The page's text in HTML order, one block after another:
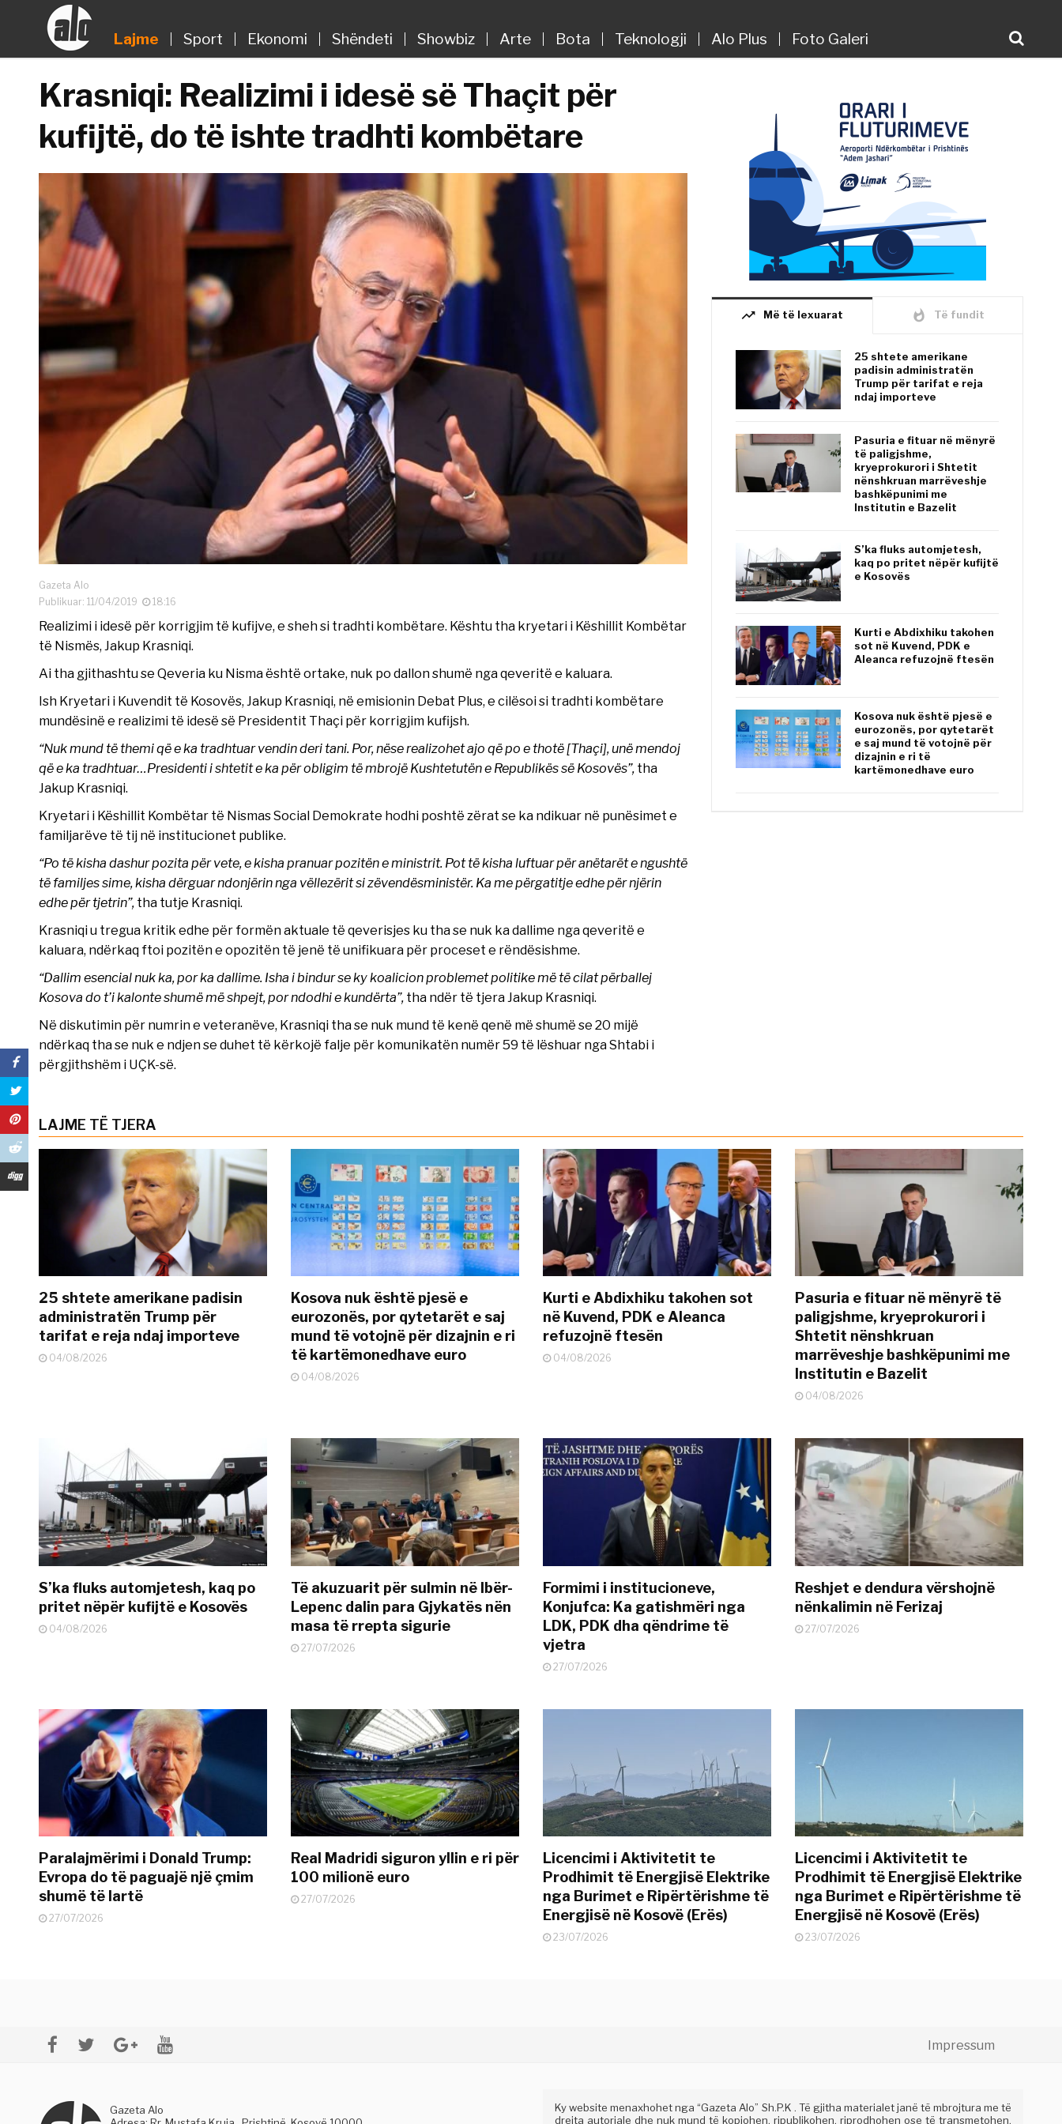
Lajme Sport Ekonomi Shëndeti Showbiz Arte Bota Teknologji Alo Plus Foto Galeri
Krasniqi: Realizimi i idesë së Thaçit për
kufijtë, do të ishte tradhti kombëtare
Gazeta Alo
Publikuar: 11/04/2019
18:16
Realizimi i idesë për korrigjim të kufijve, e sheh si tradhti kombëtare. Kështu tha kryetari i Këshillit Kombëtar
të Nismës, Jakup Krasniqi.
Ai tha gjithashtu se Qeveria ku Nisma është ortake, nuk po dallon shumë nga qeveritë e kaluara.
Ish Kryetari i Kuvendit të Kosovës, Jakup Krasniqi, në emisionin Debat Plus, e cilësoi si tradhti kombëtare
mundësinë e realizimi të idesë së Presidentit Thaçi për korrigjim kufijsh.
“Nuk mund të themi që e ka tradhtuar vendin deri tani. Por, nëse realizohet ajo që po e thotë [Thaçi], unë mendoj
që e ka tradhtuar…Presidenti i shtetit e ka për obligim të mbrojë Kushtetutën e Republikës së Kosovës”,tha
Jakup Krasniqi.
Kryetari i Këshillit Kombëtar të Nismas Social Demokrate hodhi poshtë zërat se ka ndikuar në punësimet e
familjarëve të tij në institucionet publike.
“Po të kisha dashur pozita për vete, e kisha pranuar pozitën e ministrit. Pot të kisha luftuar për anëtarët e ngushtë
të familjes sime, kisha dërguar ndonjërin nga vëllezërit si zëvendësministër. Ka me përgatitje edhe për njërin
edhe për tjetrin”,tha tutje Krasniqi.
Krasniqi u tregua kritik edhe për formën aktuale të qeverisjes ku tha se nuk ka dallime nga qeveritë e
kaluara, ndërkaq ftoi pozitën e opozitën të jenë të unifikuara për proceset e rëndësishme.
“Dallim esencial nuk ka, por ka dallime. Isha i bindur se ky koalicion problemet politike më të cilat përballej
Kosova do t’i kalonte shumë më shpejt, por ndodhi e kundërta”,tha ndër të tjera Jakup Krasniqi.
Në diskutimin për numrin e veteranëve, Krasniqi tha se nuk mund të kenë qenë më shumë se 20 mijë
ndërkaq tha se nuk e ndjen se duhet të kërkojë falje për komunikatën numër 59 të lëshuar nga Shtabi i
përgjithshëm i UÇK-së.
trending_up Më të lexuarat whatshot Të fundit
25 shtete amerikane
padisin administratën
Trump për tarifat e reja
ndaj importeve
Pasuria e fituar në mënyrë
të paligjshme,
kryeprokurori i Shtetit
nënshkruan marrëveshje
bashkëpunimi me
Institutin e Bazelit
S’ka fluks automjetesh,
kaq po pritet nëpër kufijtë
e Kosovës
Kurti e Abdixhiku takohen
sot në Kuvend, PDK e
Aleanca refuzojnë ftesën
Kosova nuk është pjesë e
eurozonës, por qytetarët
e saj mund të votojnë për
dizajnin e ri të
kartëmonedhave euro
LAJME TË TJERA
25 shtete amerikane padisin
administratën Trump për
tarifat e reja ndaj importeve
04/08/2026
Kosova nuk është pjesë e
eurozonës, por qytetarët e saj
mund të votojnë për dizajnin e ri
të kartëmonedhave euro
04/08/2026
Kurti e Abdixhiku takohen sot
në Kuvend, PDK e Aleanca
refuzojnë ftesën
04/08/2026
Pasuria e fituar në mënyrë të
paligjshme, kryeprokurori i
Shtetit nënshkruan
marrëveshje bashkëpunimi me
Institutin e Bazelit
04/08/2026
S’ka fluks automjetesh, kaq po
pritet nëpër kufijtë e Kosovës
04/08/2026
Të akuzuarit për sulmin në Ibër-
Lepenc dalin para Gjykatës nën
masa të rrepta sigurie
27/07/2026
Formimi i institucioneve,
Konjufca: Ka gatishmëri nga
LDK, PDK dha qëndrime të
vjetra
27/07/2026
Reshjet e dendura vërshojnë
nënkalimin në Ferizaj
27/07/2026
Paralajmërimi i Donald Trump:
Evropa do të paguajë një çmim
shumë të lartë
27/07/2026
Real Madridi siguron yllin e ri për
100 milionë euro
27/07/2026
Licencimi i Aktivitetit te
Prodhimit të Energjisë Elektrike
nga Burimet e Ripërtërishme të
Energjisë në Kosovë (Erës)
23/07/2026
Licencimi i Aktivitetit te
Prodhimit të Energjisë Elektrike
nga Burimet e Ripërtërishme të
Energjisë në Kosovë (Erës)
23/07/2026
Impressum
Gazeta Alo
Ky website menaxhohet nga “Gazeta Alo” Sh.P.K . Të gjitha materialet janë të mbrojtura me të
drejta autoriale dhe nuk mund të kopjohen, ripublikohen, riprodhohen ose të transmetohen,